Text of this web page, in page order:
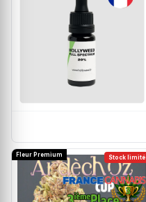
Stock limité
Fleur Premium